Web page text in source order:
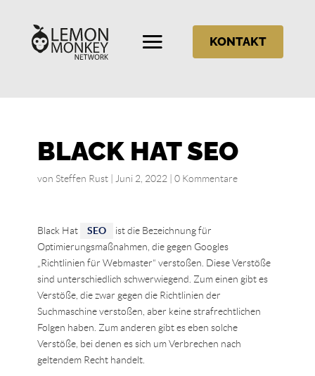
KONTAKT
BLACK HAT SEO
von Steffen Rust| Juni 2, 2022 0 Kommentare
Black Hat SEO
ist die Bezeichnung für
Optimierungsmaßnahmen, die gegen Googles
„Richtlinien für Webmaster“ verstoßen. Diese Verstöße
sind unterschiedlich schwerwiegend. Zum einen gibt es
Verstöße, die zwar gegen die Richtlinien der
Suchmaschine verstoßen, aber keine strafrechtlichen
Folgen haben. Zum anderen gibt es eben solche
Verstöße, bei denen es sich um Verbrechen nach
geltendem Recht handelt.